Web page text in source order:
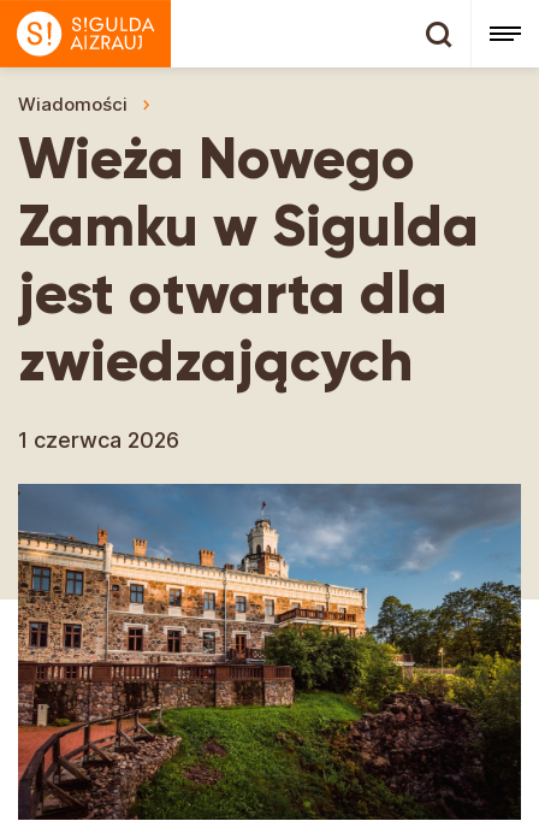
Wiadomości
Wieża Nowego
Zamku w Sigulda
jest otwarta dla
zwiedzających
1 czerwca 2026